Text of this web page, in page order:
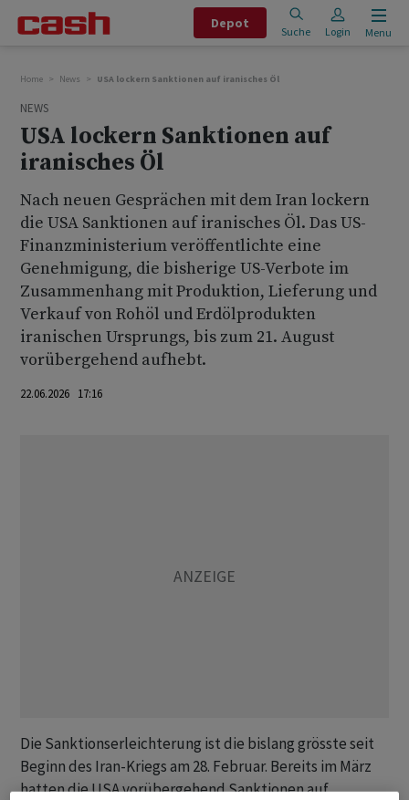
Depot
Suche Login Menu
Home News USA lockern Sanktionen auf iranisches Öl
NEWS
USA lockern Sanktionen auf
iranisches Öl
Nach neuen Gesprächen mit dem Iran lockern
die USA Sanktionen auf iranisches Öl. Das US-
Finanzministerium veröffentlichte eine
Genehmigung, die bisherige US-Verbote im
Zusammenhang mit Produktion, Lieferung und
Verkauf von Rohöl und Erdölprodukten
iranischen Ursprungs, bis zum 21. August
vorübergehend aufhebt.
22.06.2026 17:16
Die Sanktionserleichterung ist die bislang grösste seit
Beginn des Iran-Kriegs am 28. Februar. Bereits im März
hatten die USA vorübergehend Sanktionen auf